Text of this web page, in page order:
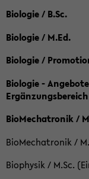
Biologie / B.Sc.
Biologie / M.Ed.
Biologie /
Biologie -
BioMechatronik /
BioMechatronik /
Biophysik / M.Sc.